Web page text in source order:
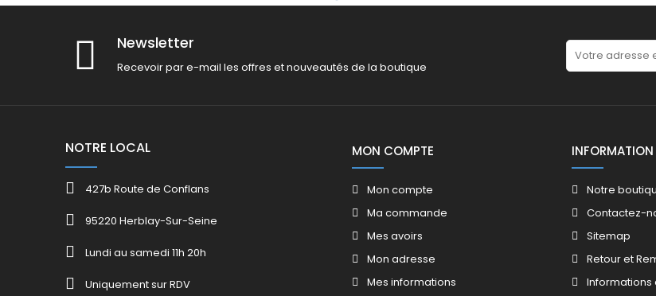
Newsletter
Recevoir par e-mail les offres et nouveautés de la boutique
NOTRE LOCAL
427b Route de Conflans
95220 Herblay-Sur-Seine
Lundi au samedi 11h 20h
Uniquement sur RDV
MON COMPTE
Mon compte
Ma commande
Mes avoirs
Mon adresse
Mes informations
INFORMATION
Notre
Contactez-
Sitemap
Retour et